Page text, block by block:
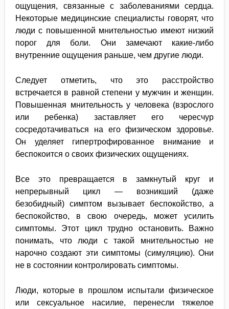
ощущения, связанные с заболеваниями сердца.
Некоторые медицинские специалисты говорят, что
люди с повышенной мнительностью имеют низкий
порог для боли. Они замечают какие-либо
внутренние ощущения раньше, чем другие люди.
Следует отметить, что это расстройство
встречается в равной степени у мужчин и женщин.
Повышенная мнительность у человека (взрослого
или ребенка) заставляет его чересчур
сосредотачиваться на его физическом здоровье.
Он уделяет гипертрофированное внимание и
беспокоится о своих физических ощущениях.
Все это превращается в замкнутый круг и
непрерывный цикл — возникший (даже
безобидный) симптом вызывает беспокойство, а
беспокойство, в свою очередь, может усилить
симптомы. Этот цикл трудно остановить. Важно
понимать, что люди с такой мнительностью не
нарочно создают эти симптомы (симуляцию). Они
не в состоянии контролировать симптомы.
Люди, которые в прошлом испытали физическое
или сексуальное насилие, перенесли тяжелое